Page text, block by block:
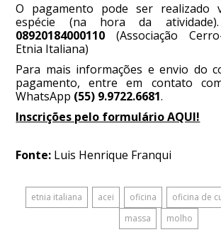
O pagamento pode ser realizado
espécie (na hora da atividade).
08920184000110 (Associação
Etnia Italiana)
Para mais informações e envio do
pagamento, entre em contato
WhatsApp (55) 9.9722.6681.
Inscrições pelo formulário AQUI!
Fonte: Luis Henrique Franqui
etnia italiana acei oficina oficina de
massa
molho